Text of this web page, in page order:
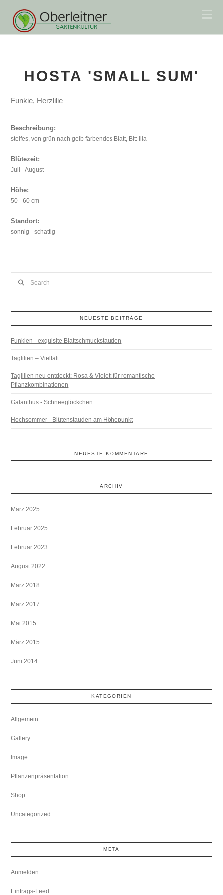
HOSTA 'SMALL SUM'
Funkie, Herzlilie
Beschreibung:
steifes, von grün nach gelb färbendes Blatt, Blt: lila
Blütezeit:
Juli - August
Höhe:
50 - 60 cm
Standort:
sonnig - schattig
NEUESTE BEITRÄGE
Funkien - exquisite Blattschmuckstauden
Taglilien – Vielfalt
Taglilien neu entdeckt: Rosa & Violett für romantische
Pflanzkombinationen
Galanthus - Schneeglöckchen
Hochsommer - Blütenstauden am Höhepunkt
NEUESTE KOMMENTARE
ARCHIV
März 2025
Februar 2025
Februar 2023
August 2022
März 2018
März 2017
Mai 2015
März 2015
Juni 2014
KATEGORIEN
Allgemein
Gallery
Image
Pflanzenpräsentation
Shop
Uncategorized
META
Anmelden
Eintrags-Feed